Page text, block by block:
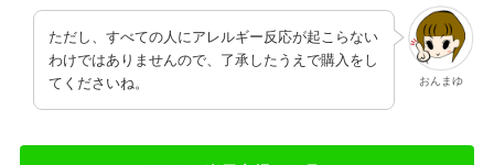
おんまゆ
ただし、すべての人にアレルギー反応が起こらない
わけではありませんので、了承したうえで購入をし
てくださいね。